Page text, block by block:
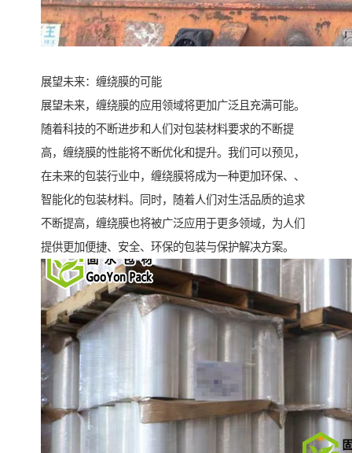
展望未来：缠绕膜的可能
展望未来，缠绕膜的应用领域将更加广泛且充满可能。
随着科技的不断进步和人们对包装材料要求的不断提
高，缠绕膜的性能将不断优化和提升。我们可以预见，
在未来的包装行业中，缠绕膜将成为一种更加环保、、
智能化的包装材料。同时，随着人们对生活品质的追求
不断提高，缠绕膜也将被广泛应用于更多领域，为人们
提供更加便捷、安全、环保的包装与保护解决方案。